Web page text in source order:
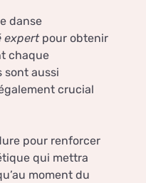
danse
expertpour obtenir
chaque
sont aussi
crucial
pour renforcer
qui mettra
moment du